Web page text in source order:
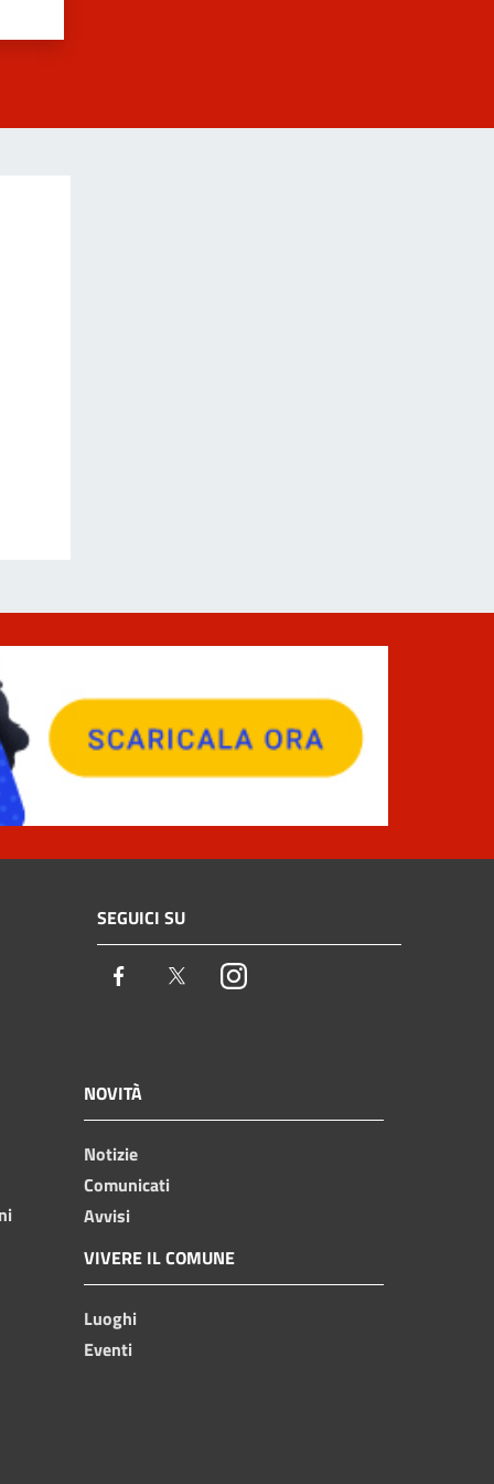
SEGUICI SU
Facebook TwitterInstagram
NOVITÀ
Notizie
Comunicati
Avvisi
VIVERE IL COMUNE
Luoghi
Eventi